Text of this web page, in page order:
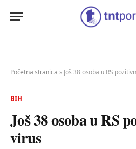
Početna stranica » Još 38 osoba u RS
BIH
Još 38 osoba u RS
virus